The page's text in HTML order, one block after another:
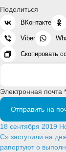
Поделиться
ВКонтакте
Viber
Скопировать
Электронная почта *
Отправить на
18 сентября 2019
С» заступили на
рапортуют о